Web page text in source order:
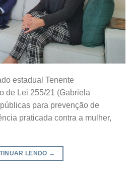
estadual Tenente
de Lei 255/21 (Gabriela
para prevenção de
praticada contra a mulher,
LENDO →